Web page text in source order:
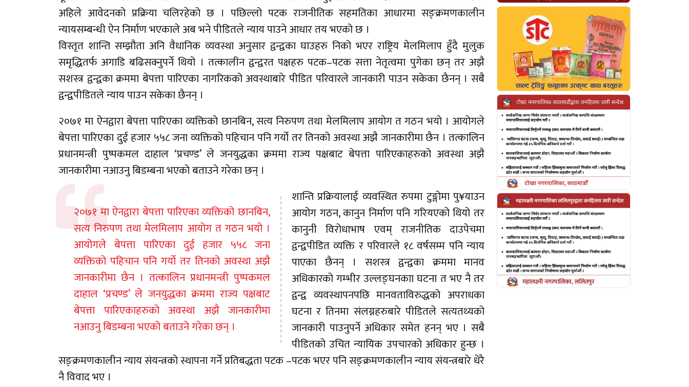
अहिले आवेदनको प्रक्रिया चलिरहेको छ । पछिल्लो पटक राजनीतिक सहमतिका आधारमा सङ्क्रमणकालीन
न्यायसम्बन्धी ऐन निर्माण भएकाले अब भने पीडितले न्याय पाउने आधार तय भएको छ ।
विस्तृत शान्ति सम्झौता अनि वैधानिक व्यवस्था अनुसार द्वन्द्वका घाउहरु निको भएर राष्ट्रिय मेलमिलाप हुँदै मुलुक
समृद्धितर्फ अगाडि बढिसक्नुपर्ने थियो । तत्कालीन द्वन्द्वरत पक्षहरु पटक–पटक सत्ता नेतृत्वमा पुगेका छन् तर अझै
सशस्त्र द्वन्द्वका क्रममा बेपत्ता पारिएका नागरिकको अवस्थाबारे पीडित परिवारले जानकारी पाउन सकेका छैनन् । सबै
द्वन्द्वपीडितले न्याय पाउन सकेका छैनन् ।
२०७१ मा ऐनद्वारा बेपत्ता पारिएका व्यक्तिको छानबिन, सत्य निरुपण तथा मेलमिलाप आयोग त गठन भयो । आयोगले
बेपत्ता पारिएका दुई हजार ५५८ जना व्यक्तिको पहिचान पनि गर्यो तर तिनको अवस्था अझै जानकारीमा छैन । तत्कालिन
प्रधानमन्त्री पुष्पकमल दाहाल ‘प्रचण्ड’ ले जनयुद्धका क्रममा राज्य पक्षबाट बेपत्ता पारिएकाहरुको अवस्था अझै
जानकारीमा नआउनु बिडम्बना भएको बताउने गरेका छन् ।
२०७१ मा ऐनद्वारा बेपत्ता पारिएका व्यक्तिको छानबिन,
सत्य निरुपण तथा मेलमिलाप आयोग त गठन भयो ।
आयोगले बेपत्ता पारिएका दुई हजार ५५८ जना
व्यक्तिको पहिचान पनि गर्यो तर तिनको अवस्था अझै
जानकारीमा छैन । तत्कालिन प्रधानमन्त्री पुष्पकमल
दाहाल ‘प्रचण्ड’ ले जनयुद्धका क्रममा राज्य पक्षबाट
बेपत्ता पारिएकाहरुको अवस्था अझै जानकारीमा
नआउनु बिडम्बना भएको बताउने गरेका छन् ।
शान्ति प्रक्रियालाई व्यवस्थित रुपमा टुङ्गोमा पु¥याउन
आयोग गठन, कानुन निर्माण पनि गरियएको थियो तर
कानुनी विरोधाभाष एवम् राजनीतिक दाउपेचमा
द्वन्द्वपीडित व्यक्ति र परिवारले १८ वर्षसम्म पनि न्याय
पाएका छैनन् । सशस्त्र द्वन्द्वका क्रममा मानव
अधिकारको गम्भीर उल्लङ्घनकाा घटना त भए नै तर
द्वन्द्व व्यवस्थापनपछि मानवताविरुद्धको अपराधका
घटना र तिनमा संलग्नहरुबारे पीडितले सत्यतथ्यको
जानकारी पाउनुपर्ने अधिकार समेत हनन् भए । सबै
पीडितको उचित न्यायिक उपचारको अधिकार हुन्छ ।
सङ्क्रमणकालीन न्याय संयन्त्रको स्थापना गर्ने प्रतिबद्धता पटक –पटक भएर पनि सङ्क्रमणकालीन न्याय संयन्त्रबारे धेरै
नै विवाद भए ।